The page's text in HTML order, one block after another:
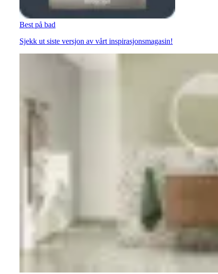
Best på bad
Sjekk ut siste versjon av vårt inspirasjonsmagasin!